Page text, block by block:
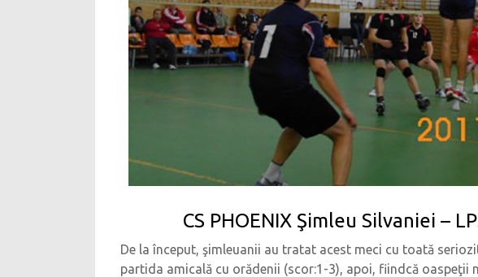
CS PHOENIX Şimleu Silvaniei –
De la început, şimleuanii au tratat acest meci cu toată
partida amicală cu orădenii (scor:1-3), apoi, fiindcă